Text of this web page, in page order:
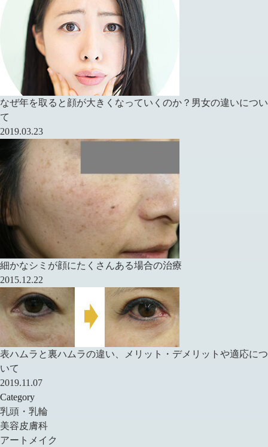
なぜ年を取ると顔が大きくなっていくのか？男女の違いについ
て
2019.03.23
細かなシミが顔にたくさんある場合の治療
2015.12.22
表ハムラと裏ハムラの違い、メリット・デメリットや適応につ
いて
2019.11.07
Category
乳頭・乳輪
美容皮膚科
アートメイク